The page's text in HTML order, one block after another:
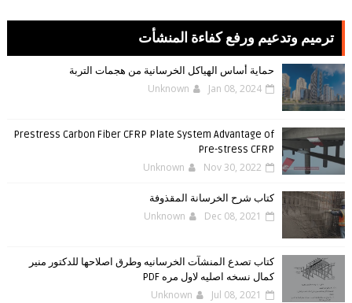
ترميم وتدعيم ورفع كفاءة المنشأت
حماية أساس الهياكل الخرسانية من هجمات التربة
Unknown Jan 08, 2024
Prestress Carbon Fiber CFRP Plate System Advantage of
Pre-stress CFRP
Unknown Nov 30, 2022
كتاب شرح الخرسانة المقذوفة
Unknown Dec 08, 2021
كتاب تصدع المنشآت الخرسانيه وطرق اصلاحها للدكتور منير
كمال نسخه اصليه لاول مره PDF
Unknown Jul 08, 2021